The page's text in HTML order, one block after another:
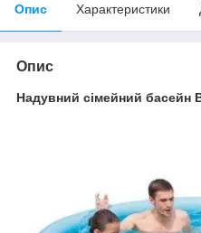
Опис Характеристики
Опис
Надувний сімейний басейн